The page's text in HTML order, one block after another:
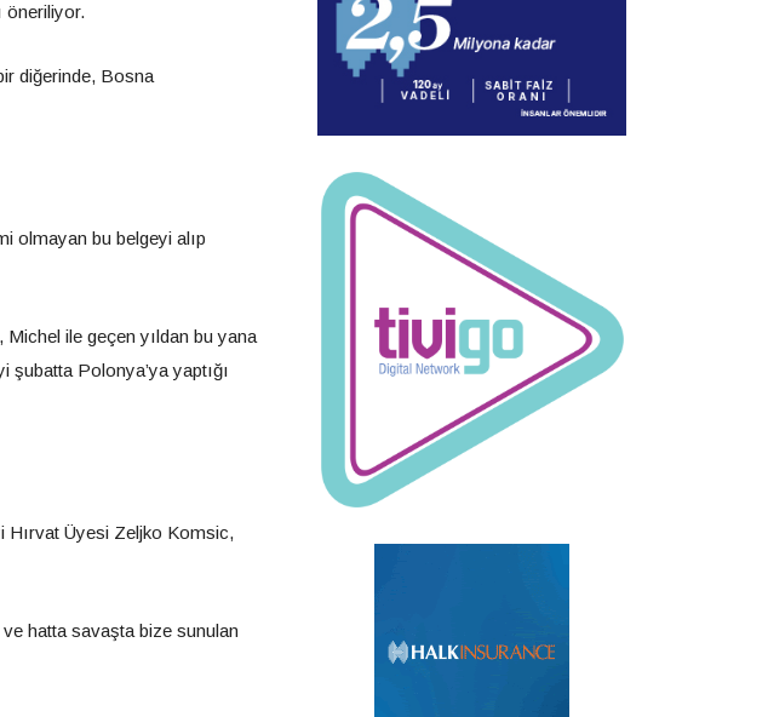
öneriliyor.
diğerinde, Bosna
olmayan bu belgeyi alıp
ile geçen yıldan bu yana
şubatta Polonya’ya yaptığı
Hırvat Üyesi Zeljko Komsic,
hatta savaşta bize sunulan